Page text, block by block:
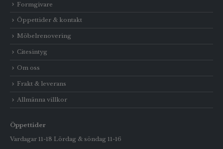
Formgivare
Öppettider & kontakt
Möbelrenovering
Citesintyg
Om oss
Frakt & leverans
Allmänna villkor
Öppettider
Vardagar 11-18 Lördag & söndag 11-16